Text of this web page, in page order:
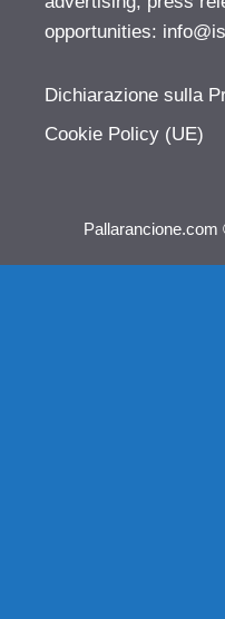
opportunities:
Dichiarazione sulla
Cookie Policy (UE)
Pallarancione.com